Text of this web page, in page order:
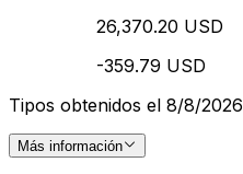
26,370.20 USD
-359.79 USD
Tipos obtenidos el 8/8/2026
Más información